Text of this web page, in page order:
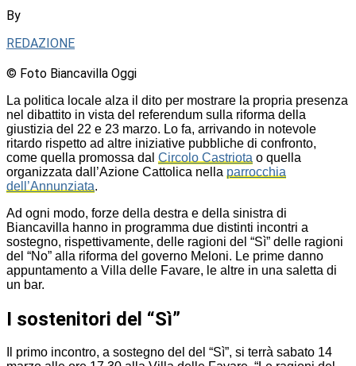
By
REDAZIONE
© Foto Biancavilla Oggi
La politica locale alza il dito per mostrare la propria presenza
nel dibattito in vista del referendum sulla riforma della
giustizia del 22 e 23 marzo. Lo fa, arrivando in notevole
ritardo rispetto ad altre iniziative pubbliche di confronto,
come quella promossa dal Circolo Castriota o quella
organizzata dall’Azione Cattolica nella parrocchia
dell’Annunziata.
Ad ogni modo, forze della destra e della sinistra di
Biancavilla hanno in programma due distinti incontri a
sostegno, rispettivamente, delle ragioni del “Sì” delle ragioni
del “No” alla riforma del governo Meloni. Le prime danno
appuntamento a Villa delle Favare, le altre in una saletta di
un bar.
I sostenitori del “Sì”
Il primo incontro, a sostegno del del “Sì”, si terrà sabato 14